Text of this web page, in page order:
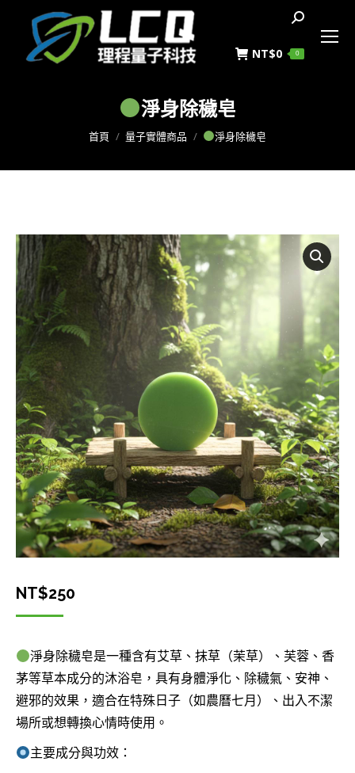
搜
NT$0 0
淨身除穢皂
您在這裡：
首頁 量子實體商品 淨身除穢皂
NT$250
淨身除穢皂是一種含有艾草、抹草（茉草）、芙蓉、香
茅等草本成分的沐浴皂，具有身體淨化、除穢氣、安神、
避邪的效果，適合在特殊日子（如農曆七月）、出入不潔
場所或想轉換心情時使用。
主要成分與功效：